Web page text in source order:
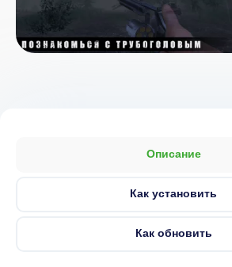
Описание
Как установить
Как обновить